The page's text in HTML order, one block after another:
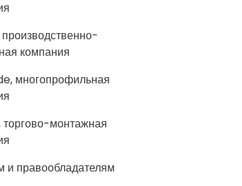
компания
многопрофильная
монтажная
и правообладателям